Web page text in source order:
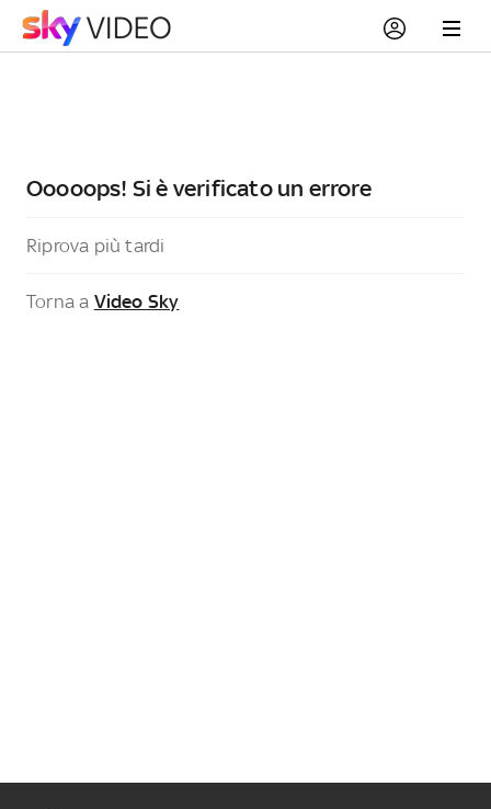
Ooooops! Si è verificato un errore
Riprova più tardi
Torna a Video Sky